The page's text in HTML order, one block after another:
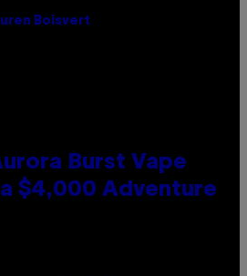
Boisvert
Burst Vape
$4,000 Adventure